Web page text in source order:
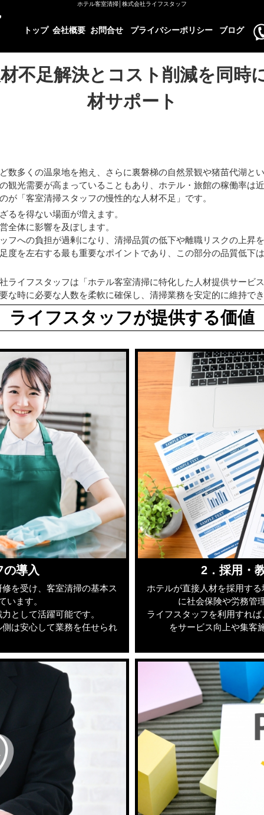
ホテル客室清掃│株式会社ライフスタッフ
トップ 会社概要 お問合せ プライバシーポリシー ブログ
不足解決とコスト削減を同時
材サポート
数多くの温泉地を抱え、さらに裏磐梯の自然景観や猪苗代湖と
観光需要が高まっていることもあり、ホテル・旅館の稼働率は
「客室清掃スタッフの慢性的な人材不足」です。
るを得ない場面が増えます。
全体に影響を及ぼします。
フへの負担が過剰になり、清掃品質の低下や離職リスクの上昇
度を左右する最も重要なポイントであり、この部分の品質低下
ライフスタッフは「ホテル客室清掃に特化した人材提供サービ
な時に必要な人数を柔軟に確保し、清掃業務を安定的に維持で
ライフスタッフが提供する価値
導入
を受け、客室清掃の基本ス
います。
として活躍可能です。
は安心して業務を任せられ
2．採用・
ホテルが直接人材を採用す
に社会保険や労務管
ライフスタッフを利用すれ
をサービス向上や集客